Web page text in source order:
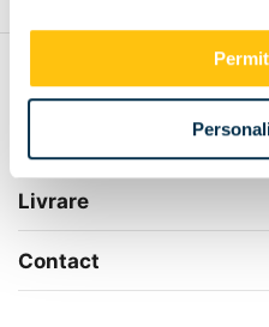
Contul meu
Livrare
Contact